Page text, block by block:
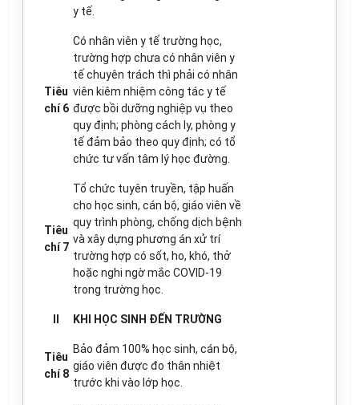
y tế.
Tiêu
chí 6
Có nhân viên y tế trường học,
trường hợp chưa có nhân viên y
tế chuyên trách thì phải có nhân
viên kiêm nhiệm công tác y tế
được bồi dưỡng nghiệp vụ theo
quy định; phòng cách ly, phòng y
tế đảm bảo theo quy định; có tổ
chức tư vấn tâm lý học đường.
Tiêu
chí 7
Tổ chức tuyên truyền, tập huấn
cho học sinh, cán bộ, giáo viên về
quy trình phòng, chống dịch bệnh
và xây dựng phương án xử trí
trường hợp có sốt, ho, khó, thở
hoặc nghi ngờ mắc COVID-19
trong trường học.
KHI HỌC SINH ĐẾN TRƯỜNG
Tiêu
chí 8
Bảo đảm 100% học sinh, cán bộ,
giáo viên được đo thân nhiệt
trước khi vào lớp học.